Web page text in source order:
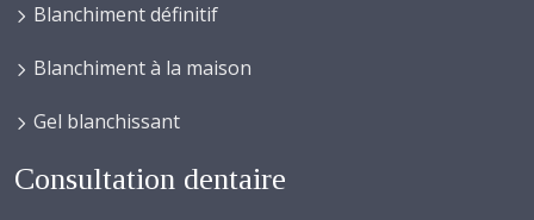
Blanchiment définitif
Blanchiment à la maison
Gel blanchissant
Consultation dentaire